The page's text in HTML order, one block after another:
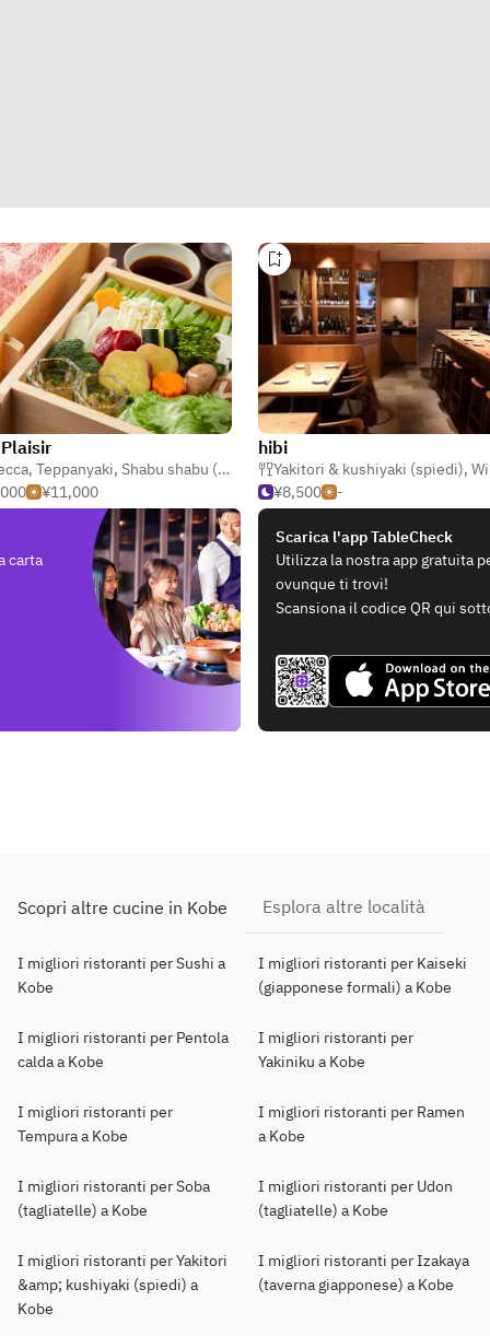
, Teppanyaki, Shabu shabu (pentola calda)
¥11,000
hibi
Yakitori & kushiyaki (spiedi),
¥8,500
-
carta
Scarica l'app TableCheck
Utilizza la nostra app gratuita
ovunque ti trovi!
Scansiona il codice QR qui
Scopri altre cucine in Kobe Esplora altre località
I migliori ristoranti per Sushi a
Kobe
I migliori ristoranti per Kaiseki
(giapponese formali) a Kobe
I migliori ristoranti per Pentola
calda a Kobe
I migliori ristoranti per
Yakiniku a Kobe
I migliori ristoranti per
Tempura a Kobe
I migliori ristoranti per Ramen
a Kobe
I migliori ristoranti per Soba
(tagliatelle) a Kobe
I migliori ristoranti per Udon
(tagliatelle) a Kobe
I migliori ristoranti per Yakitori
&amp; kushiyaki (spiedi) a
Kobe
I migliori ristoranti per Izakaya
(taverna giapponese) a Kobe